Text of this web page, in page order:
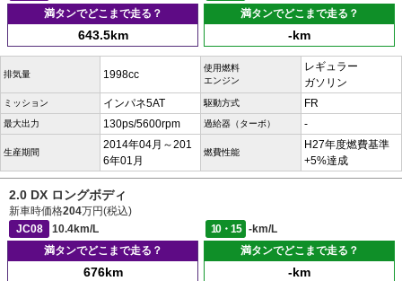
満タンでどこまで走る？
643.5km
満タンでどこまで走る？
-km
排気量 1998cc
使用燃料
エンジン
レギュラー
ガソリン
ミッション インパネ5AT 駆動方式 FR
最大出力 130ps/5600rpm 過給器（ターボ） -
生産期間
2014年04月～201
6年01月
燃費性能
H27年度燃費基準
+5%達成
2.0 DX ロングボディ
新車時価格204万円(税込)
JC08
10.4km/L 10・15
-km/L
満タンでどこまで走る？
676km
満タンでどこまで走る？
-km